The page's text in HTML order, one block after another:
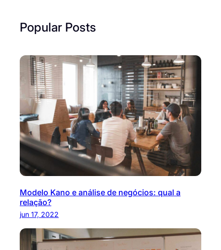
Popular Posts
Modelo Kano e análise de negócios: qual a
relação?
jun 17, 2022